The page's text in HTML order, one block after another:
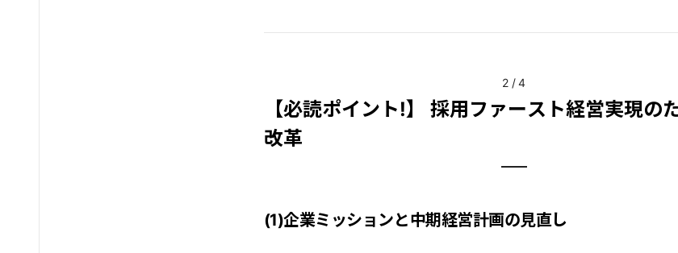
2/4
【必読ポイント!】 採用ファースト経営実現の
改革
(1)企業ミッションと中期経営計画の見直し